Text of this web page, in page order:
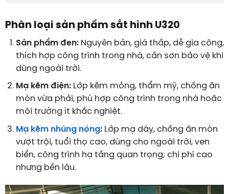
Phân loại sản phẩm sắt hình U320
Sản phẩm đen:Nguyên bản, giá thấp, dễ gia công,
thích hợp công trình trong nhà, cần sơn bảo vệ khi
dùng ngoài trời.
Mạ kẽm điện:Lớp kẽm mỏng, thẩm mỹ, chống ăn
mòn vừa phải, phù hợp công trình trong nhà hoặc
môi trường ít khắc nghiệt.
Mạ kẽm nhúng nóng:Lớp mạ dày, chống ăn mòn
vượt trội, tuổi thọ cao, dùng cho ngoài trời, ven
biển, công trình hạ tầng quan trọng; chi phí cao
nhưng bền lâu.